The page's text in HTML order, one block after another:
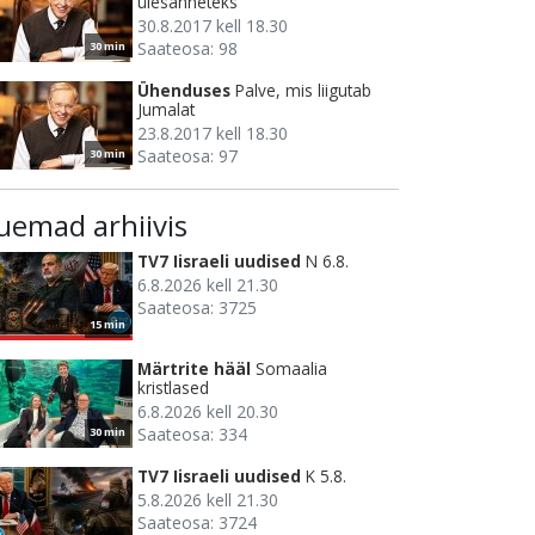
30 min
30.8.2017 kell 18.30
Saateosa: 98
30 min
Ühenduses Palve, mis liigutab
Jumalat
23.8.2017 kell 18.30
Saateosa: 97
arhiivis
15 min
TV7 Iisraeli uudised N 6.8.
6.8.2026 kell 21.30
Saateosa: 3725
30 min
Märtrite hääl Somaalia
kristlased
6.8.2026 kell 20.30
Saateosa: 334
TV7 Iisraeli uudised K 5.8.
5.8.2026 kell 21.30
Saateosa: 3724